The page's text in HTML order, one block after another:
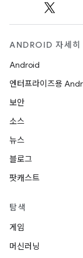
ANDROID 자세히
Android
엔터프라이즈용
보안
소스
뉴스
블로그
팟캐스트
탐색
게임
머신러닝